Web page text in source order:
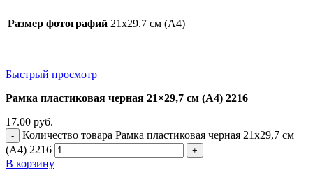
Размер фотографий 21х29.7 см (А4)
Быстрый просмотр
Рамка пластиковая черная 21×29,7 см (А4) 2216
17.00 руб.
Количество товара Рамка пластиковая черная 21x29,7 см
(А4) 2216
В корзину